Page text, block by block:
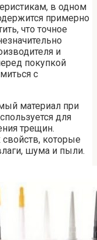
в одном
примерно
что точное
и
покупкой
с
материал при
для
трещин.
которые
шума и пыли.